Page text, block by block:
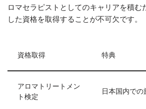
ロマセラピストとしてのキャリアを積む
した資格を取得することが不可欠です。
資格取得 特典
アロマトリートメン
ト検定
日本国内で